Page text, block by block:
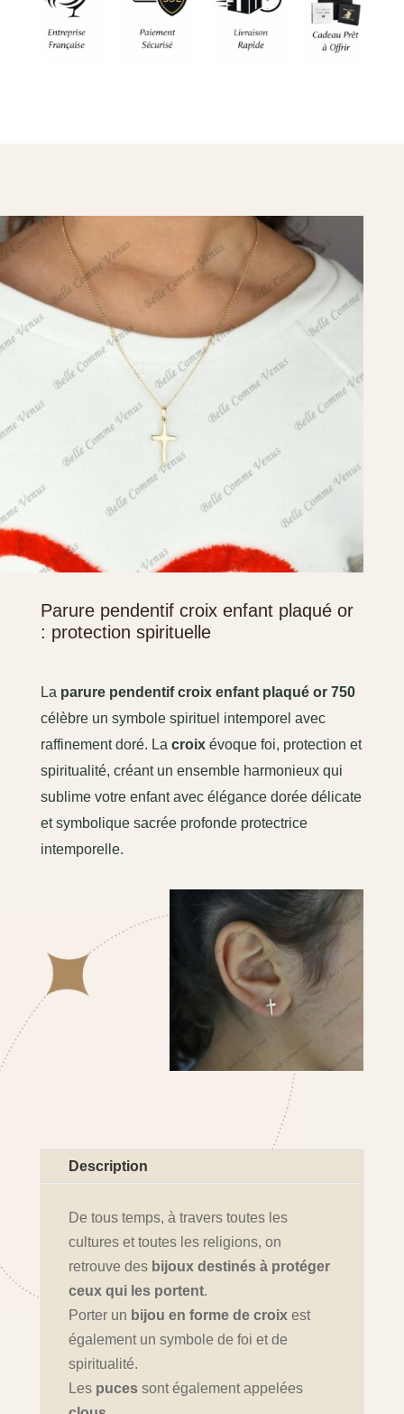
Parure pendentif croix enfant plaqué or
: protection spirituelle
La parure pendentif croix enfant plaqué or 750
célèbre un symbole spirituel intemporel avec
raffinement doré. La croixévoque foi, protection et
spiritualité, créant un ensemble harmonieux qui
sublime votre enfant avec élégance dorée délicate
et symbolique sacrée profonde protectrice
intemporelle.
Description
De tous temps, à travers toutes les
cultures et toutes les religions, on
retrouve des bijoux destinés à protéger
ceux qui les portent.
Porter un bijou en forme de croixest
également un symbole de foi et de
spiritualité.
Les pucessont également appelées